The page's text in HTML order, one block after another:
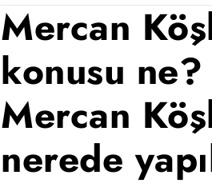
Mercan
konusu
Mercan
nerede